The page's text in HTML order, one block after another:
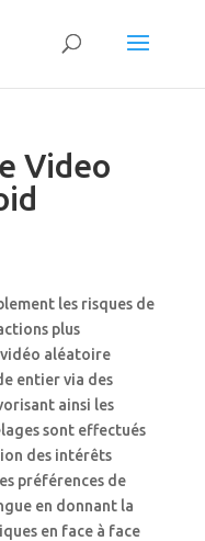
Video
les risques de
plus
aléatoire
entier via des
ainsi les
sont effectués
des intérêts
préférences de
en donnant la
en face à face